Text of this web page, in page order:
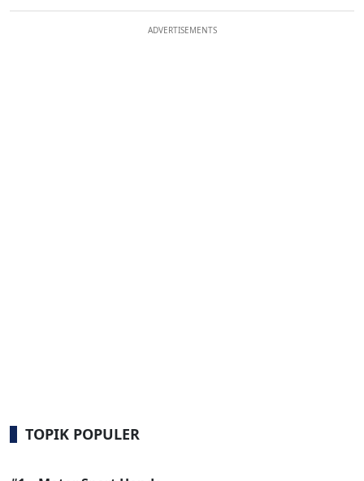
ADVERTISEMENTS
TOPIK POPULER